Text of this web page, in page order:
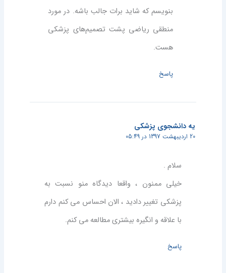
بنویسم که شاید برات جالب باشه. در مورد
منطقی ریاضی پشت تصمیم‌های پزشکی
هست.
پاسخ
یه دانشجوی پزشکی
20 اردیبهشت 1397 در 05:49
سلام .
خیلی ممنون ، واقعا دیدگاه منو نسبت به
پزشکی تغییر دادید ، الان احساس می کنم دارم
با علاقه و انگیره بیشتری مطالعه می کنم.
پاسخ